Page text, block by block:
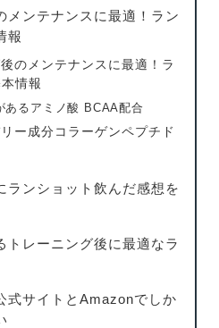
メンテナンスに最適！ラン
報
のメンテナンスに最適！ラ
情報
あるアミノ酸 BCAA配合
ー成分コラーゲンペプチド
ランショット飲んだ感想を
トレーニング後に最適なラ
式サイトとAmazonでしか